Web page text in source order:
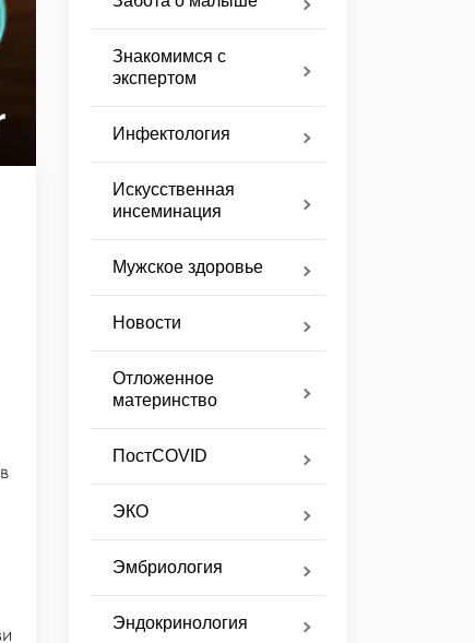
Знакомимся с
экспертом
Инфектология
Искусственная
инсеминация
Мужское здоровье
Новости
Отложенное
материнство
ПостCOVID
ЭКО
Эмбриология
Эндокринология